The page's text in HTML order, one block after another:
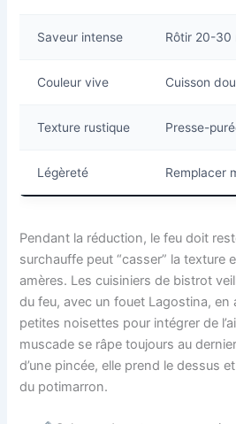
Saveur intense Rôtir 20-30
Couleur vive Cuisson
Texture rustique Presse-
Légèreté Remplacer
Pendant la réduction, le feu doit
surchauffe peut “casser” la texture
amères. Les cuisiniers de bistrot
du feu, avec un fouet Lagostina, en
petites noisettes pour intégrer de
muscade se râpe toujours au
d’une pincée, elle prend le dessus
du potimarron.